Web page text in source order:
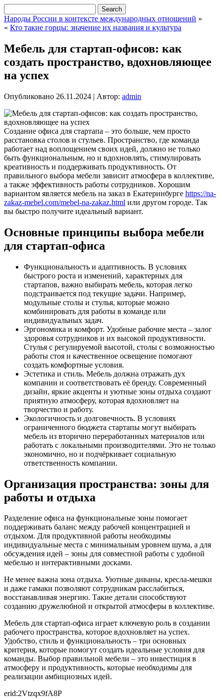
Народы России в контексте международных отношений »
« Кто такие горцы: значение их названия и культура
Мебель для стартап-офисов: как
создать пространство, вдохновляющее
на успех
Опубликовано 26.11.2024 | Автор: admin
Создание офиса для стартапа – это больше, чем просто
расстановка столов и стульев. Пространство, где команда
работает над воплощением своих идей, должно не только
быть функциональным, но и вдохновлять, стимулировать
креативность и поддерживать продуктивность. От
правильного выбора мебели зависит атмосфера в коллективе,
а также эффективность работы сотрудников. Хорошим
вариантом является мебель на заказ в Екатеринбурге https://na-
zakaz-mebel.com/mebel-na-zakaz.html или другом городе. Так
вы быстро получите идеальный вариант.
Основные принципы выбора мебели
для стартап-офиса
Функциональность и адаптивность. В условиях
быстрого роста и изменений, характерных для
стартапов, важно выбирать мебель, которая легко
подстраивается под текущие задачи. Например,
модульные столы и стулья, которые можно
комбинировать для работы в команде или
индивидуальных задач.
Эргономика и комфорт. Удобные рабочие места – залог
здоровья сотрудников и их высокой продуктивности.
Стулья с регулируемой высотой, столы с возможностью
работы стоя и качественное освещение помогают
создать комфортные условия.
Эстетика и стиль. Мебель должна отражать дух
компании и соответствовать её бренду. Современный
дизайн, яркие акценты и уютные зоны отдыха создают
приятную атмосферу, которая вдохновляет на
творчество и работу.
Экологичность и долговечность. В условиях
ограниченного бюджета стартапы могут выбирать
мебель из вторично переработанных материалов или
работать с локальными производителями. Это не только
экономично, но и подчёркивает социальную
ответственность компании.
Организация пространства: зоны для
работы и отдыха
Разделение офиса на функциональные зоны помогает
поддерживать баланс между рабочей концентрацией и
отдыхом. Для продуктивной работы необходимы
индивидуальные места с минимальным уровнем шума, а для
обсуждения идей – зоны для совместной работы с удобной
мебелью и интерактивными досками.
Не менее важна зона отдыха. Уютные диваны, кресла-мешки
и даже гамаки позволяют сотрудникам расслабиться,
восстанавливая энергию. Такие детали способствуют
созданию дружелюбной и открытой атмосферы в коллективе.
Мебель для стартап-офиса играет ключевую роль в создании
рабочего пространства, которое вдохновляет на успех.
Удобство, стиль и функциональность – три основных
критерия, которые помогут создать идеальные условия для
команды. Выбор правильной мебели – это инвестиция в
атмосферу и продуктивность, которые необходимы для
реализации амбициозных идей.
erid:2Vtzqx9fA8P